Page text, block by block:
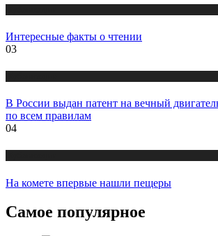
Интересные факты о чтении
03
В России выдан патент на вечный
по всем правилам
04
На комете впервые нашли пещеры
Самое популярное